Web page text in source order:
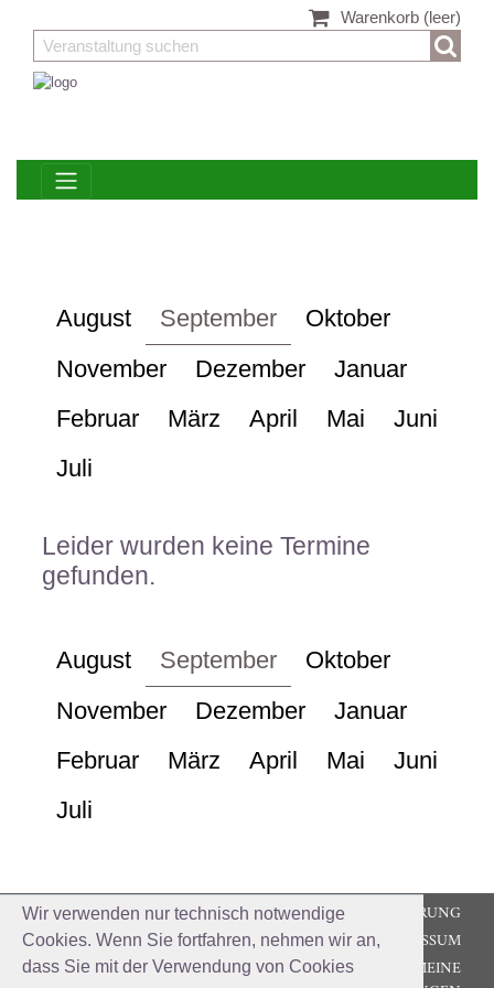
Wir verwenden nur technisch notwendige
Cookies. Wenn Sie fortfahren, nehmen wir an,
dass Sie mit der Verwendung von Cookies
Warenkorb (leer)
August September
Oktober
November
Dezember
Januar
Februar
März April Mai
Juni
Juli
Leider wurden keine Termine
gefunden.
August September
Oktober
November
Dezember
Januar
Februar
März April Mai
Juni
Juli
DATENSCHUTZERKLÄRUNG
IMPRESSUM
ALLGEMEINE